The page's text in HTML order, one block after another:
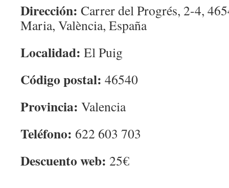
Dirección: Carrer del Progrés, 2-4,
Maria, València, España
Localidad: El Puig
Código postal: 46540
Provincia: Valencia
Teléfono: 622 603 703
Descuento web: 25€